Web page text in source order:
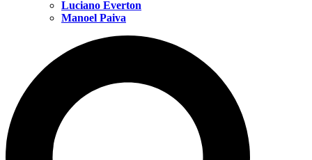
Luciano Everton
Manoel Paiva